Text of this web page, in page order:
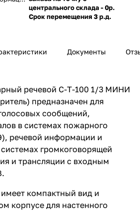
центрального склада - 0р.
Срок перемещения 3 р.д.
Документы
речевой С-Т-100 1/3 МИНИ
предназначен для
сообщений,
в системах пожарного
речевой информации и
громкоговорящей
и трансляции с входным
компактный вид и
корпусе для настенного